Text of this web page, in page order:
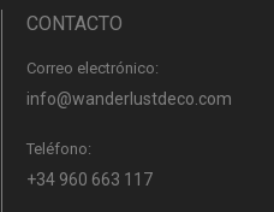
CONTACTO
Correo electrónico:
info@wanderlustdeco.com
Teléfono:
+34 960 663 117